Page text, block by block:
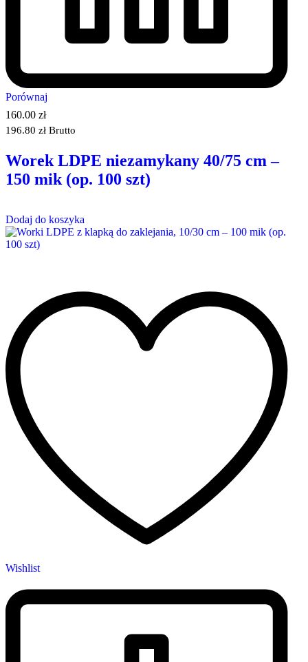
Porównaj
160.00 zł
196.80 zł Brutto
Worek LDPE niezamykany 40/75 cm –
150 mik (op. 100 szt)
Dodaj do koszyka
Wishlist